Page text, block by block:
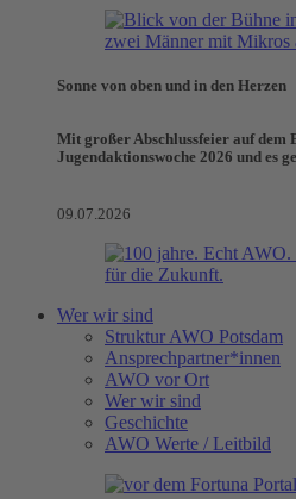
Sonne von oben und in den Herzen
Mit großer Abschlussfeier auf dem
Jugendaktionswoche 2026 und es
09.07.2026
Wer wir sind
Struktur AWO Potsdam
Ansprechpartner*innen
AWO vor Ort
Wer wir sind
Geschichte
AWO Werte / Leitbild